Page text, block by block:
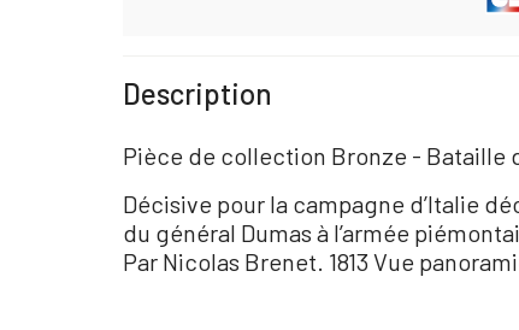
Description
Pièce de collection Bronze - Bataille
Décisive pour la campagne d’Italie
du général Dumas à l’armée
Par Nicolas Brenet. 1813 Vue